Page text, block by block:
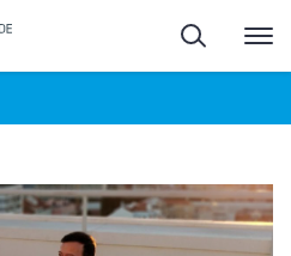
Pesquisa